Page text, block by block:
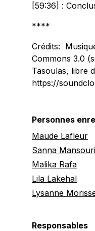
[59:36] :
****
Crédits:
Commons 3.0
Tasoulas, libre
https://
Personnes
Maude Lafleur
Sanna Mansouri
Malika Rafa
Lila Lakehal
Lysanne
Responsables